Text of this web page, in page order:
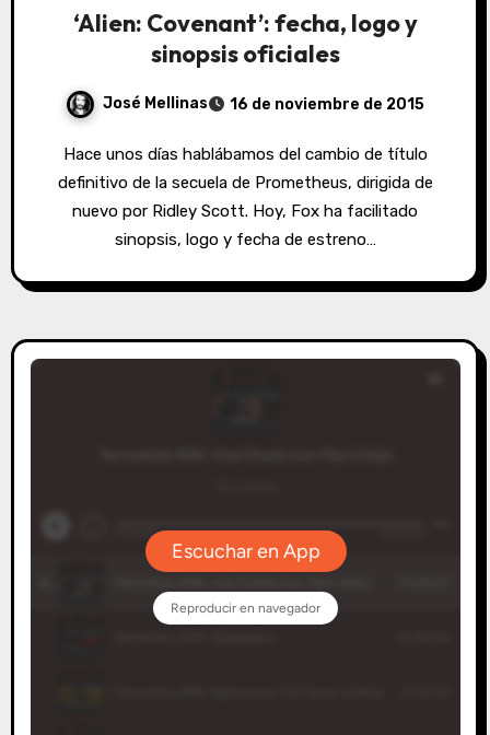
‘Alien: Covenant’: fecha, logo y
sinopsis oficiales
José Mellinas 16 de noviembre de 2015
Hace unos días hablábamos del cambio de título
definitivo de la secuela de Prometheus, dirigida de
nuevo por Ridley Scott. Hoy, Fox ha facilitado
sinopsis, logo y fecha de estreno…